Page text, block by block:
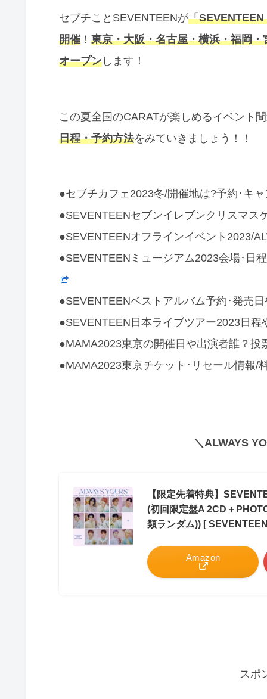
セブチことSEVENTEENが「
開催 ！ 東京・大阪・名古屋・横浜・福岡・
オープン します！
この夏全国のCARATが楽しめるイベント
日程・予約方法をみていきましょう！！
●セブチカフェ2023冬/開催地は?予約･キ
●SEVENTEENセブンイレブンクリスマス
●SEVENTEENオフラインイベント2023/
●SEVENTEENミュージアム2023会場･日
●SEVENTEENベストアルバム予約･発売
●SEVENTEEN日本ライブツアー2023日
●MAMA2023東京の開催日や出演者誰？投
●MAMA2023東京チケット･リセール情報/
＼ALWAYS
【限定先着特典】
(初回限定盤A 2CD＋
類ランダム)) [
Amazon
スポ